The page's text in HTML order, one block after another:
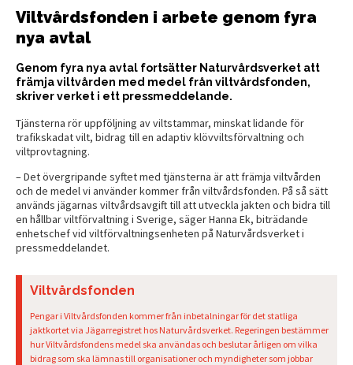
Viltvårdsfonden i arbete genom fyra
nya avtal
Genom fyra nya avtal fortsätter Naturvårdsverket att
främja viltvården med medel från viltvårdsfonden,
skriver verket i ett pressmeddelande.
Viltvårdsfonden
Pengar i Viltvårdsfonden kommer från inbetalningar för det statliga
jaktkortet via Jägarregistret hos Naturvårdsverket. Regeringen bestämmer
hur Viltvårdsfondens medel ska användas och beslutar årligen om vilka
bidrag som ska lämnas till organisationer och myndigheter som jobbar
Tjänsterna rör uppföljning av viltstammar, minskat lidande för
trafikskadat vilt, bidrag till en adaptiv klövviltsförvaltning och
viltprovtagning.
– Det övergripande syftet med tjänsterna är att främja viltvården
och de medel vi använder kommer från viltvårdsfonden. På så sätt
används jägarnas viltvårdsavgift till att utveckla jakten och bidra till
en hållbar viltförvaltning i Sverige, säger Hanna Ek, biträdande
enhetschef vid viltförvaltningsenheten på Naturvårdsverket i
pressmeddelandet.